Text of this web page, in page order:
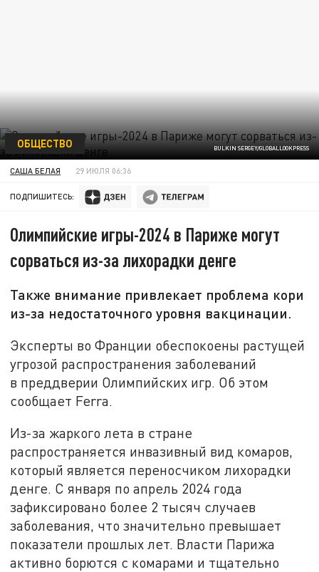
BULKIN SERGEY/GLOBALLOOKPRESS
ОБЩЕСТВО
САША БЕЛАЯ 29 ИЮЛЯ 06:36
ПОДПИШИТЕСЬ:
Олимпийские игры-2024 в Париже могут
сорваться из-за лихорадки денге
Также внимание привлекает проблема кори
из-за недостаточного уровня вакцинации.
Эксперты во Франции обеспокоены растущей
угрозой распространения заболеваний
в преддверии Олимпийских игр. Об этом
сообщает Ferra.
Из-за жаркого лета в стране
распространяется инвазивный вид комаров,
который является переносчиком лихорадки
денге. С января по апрель 2024 года
зафиксировано более 2 тысяч случаев
заболевания, что значительно превышает
показатели прошлых лет. Власти Парижа
активно борются с комарами и тщательно